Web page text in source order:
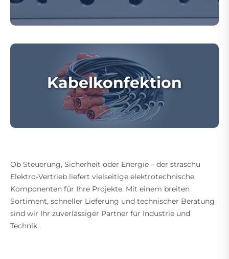
Kabelkonfektion
Ob Steuerung, Sicherheit oder Energie – der straschu
Elektro-Vertrieb liefert vielseitige elektrotechnische
Komponenten für Ihre Projekte. Mit einem breiten
Sortiment, schneller Lieferung und technischer Beratung
sind wir Ihr zuverlässiger Partner für Industrie und
Technik.